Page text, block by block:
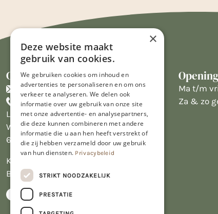
Contact
info@limburgsbakwinkeltje.nl
+31455226693
Limburgs Bakwinkeltje
Wijngaardsweg 16
6412 PJ Heerlen
KVK 14069470
BTW NL809913914.B01
Ma t/m
Za & zo
×
Deze website maakt
gebruik van cookies.
We gebruiken cookies om inhoud en
advertenties te personaliseren en om ons
verkeer te analyseren. We delen ook
informatie over uw gebruik van onze site
met onze advertentie- en analysepartners,
die deze kunnen combineren met andere
informatie die u aan hen heeft verstrekt of
die zij hebben verzameld door uw gebruik
van hun diensten. Privacybeleid
STRIKT NOODZAKELIJK
PRESTATIE